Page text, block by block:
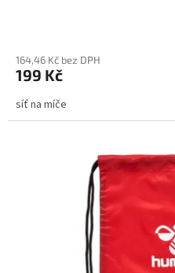
164,46 Kč bez DPH
199 Kč
síť na míče